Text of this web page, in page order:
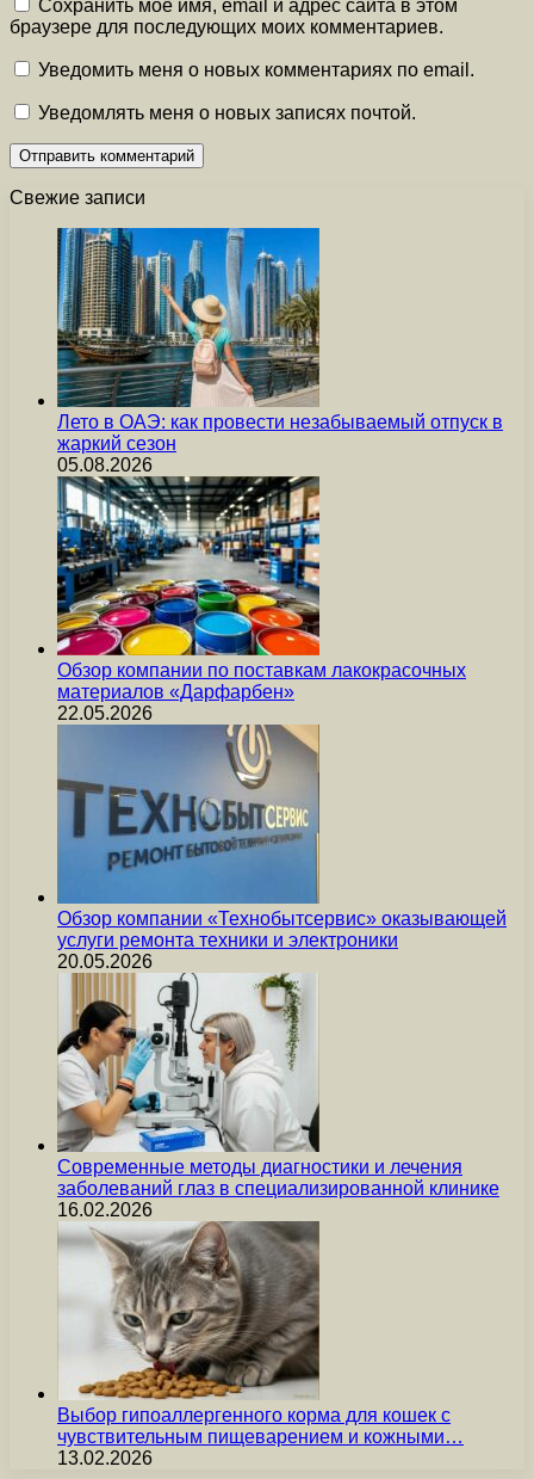
Сохранить моё имя, email и адрес сайта в этом
браузере для последующих моих комментариев.
Уведомить меня о новых комментариях по email.
Уведомлять меня о новых записях почтой.
Свежие записи
Лето в ОАЭ: как провести незабываемый отпуск в
жаркий сезон
05.08.2026
Обзор компании по поставкам лакокрасочных
материалов «Дарфарбен»
22.05.2026
Обзор компании «Технобытсервис» оказывающей
услуги ремонта техники и электроники
20.05.2026
Современные методы диагностики и лечения
заболеваний глаз в специализированной клинике
16.02.2026
Выбор гипоаллергенного корма для кошек с
чувствительным пищеварением и кожными…
13.02.2026